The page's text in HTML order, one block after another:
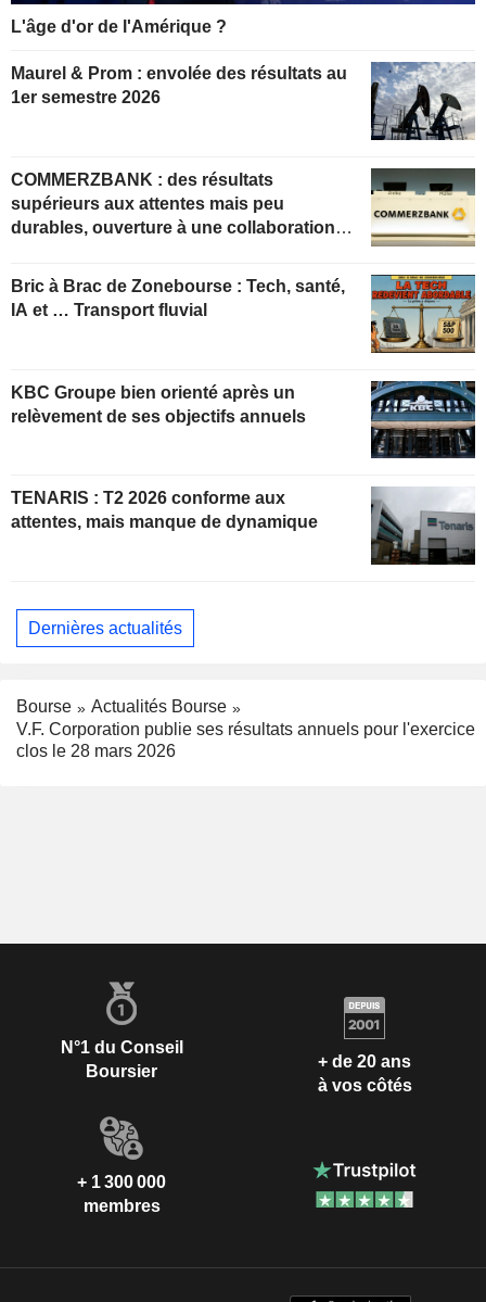
L'âge d'or de l'Amérique ?
Maurel & Prom : envolée des résultats au
1er semestre 2026
COMMERZBANK : des résultats
supérieurs aux attentes mais peu
durables, ouverture à une collaboration
Bric à Brac de Zonebourse : Tech, santé,
IA et … Transport fluvial
KBC Groupe bien orienté après un
relèvement de ses objectifs annuels
TENARIS : T2 2026 conforme aux
attentes, mais manque de dynamique
Dernières actualités
Bourse
Actualités Bourse
V.F. Corporation publie ses résultats annuels pour l'exercice
clos le 28 mars 2026
N°1 du Conseil
Boursier
+ de 20 ans
à vos côtés
+ 1 300 000
membres